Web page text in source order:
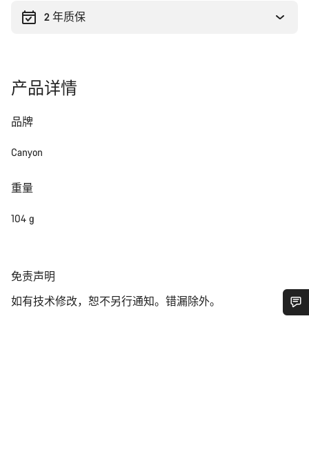
2 年质保
产品详情
品牌
Canyon
重量
104 g
免
声
免责声明
如有技术修改，恕不另行通知。错漏除外。